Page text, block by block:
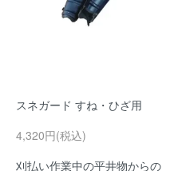
スネガード すね・ひざ用
4,320円(税込)
刈払い作業中の平井物からの